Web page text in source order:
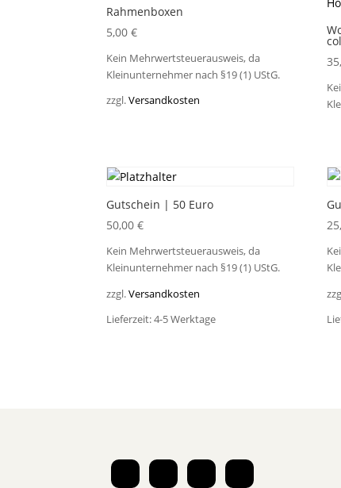
Rahmenboxen
5,00€
Kein Mehrwertsteuerausweis, da
Kleinunternehmer nach §19 (1) UStG.
zzgl.Versandkosten
Gutschein | 50 Euro
50,00€
Kein Mehrwertsteuerausweis, da
Kleinunternehmer nach §19 (1) UStG.
zzgl.Versandkosten
Lieferzeit:4-5 Werktage